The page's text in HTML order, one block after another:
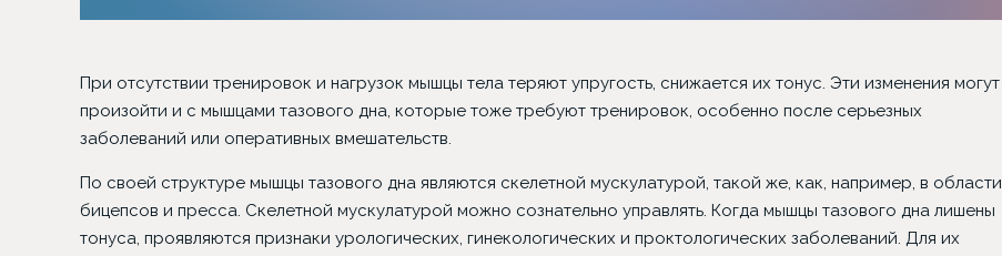
При отсутствии тренировок и нагрузок мышцы тела теряют упругость, снижается их тонус. Эти изменения могут
произойти и с мышцами тазового дна, которые тоже требуют тренировок, особенно после серьезных
заболеваний или оперативных вмешательств.
По своей структуре мышцы тазового дна являются скелетной мускулатурой, такой же, как, например, в области
бицепсов и пресса. Скелетной мускулатурой можно сознательно управлять. Когда мышцы тазового дна лишены
тонуса, проявляются признаки урологических, гинекологических и проктологических заболеваний. Для их